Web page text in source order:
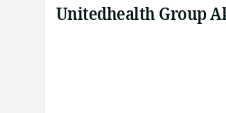
Unitedhealth Group